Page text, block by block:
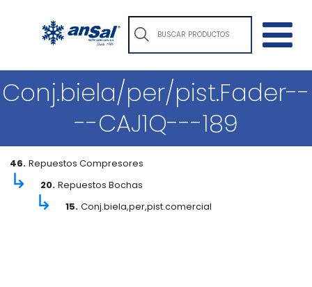
Conj.biela/per/pist.Fader--
--CAJ1Q---189
46. Repuestos Compresores
↳ 20. Repuestos Bochas
↳ 15. Conj.biela,per,pist.comercial